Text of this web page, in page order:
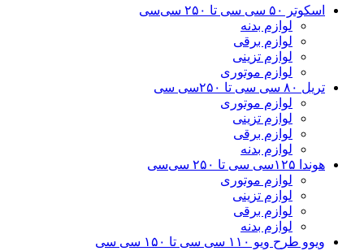
اسکوتر ۵۰ سی سی تا ۲۵۰ سی‌سی
لوازم بدنه
لوازم برقی
لوازم تزینی
لوازم موتوری
تریل ۸۰ سی سی تا ۲۵۰سی سی
لوازم موتوری
لوازم تزینی
لوازم برقی
لوازم بدنه
هوندا ۱۲۵سی سی تا ۲۵۰ سی‌سی
لوازم موتوری
لوازم تزینی
لوازم برقی
لوازم بدنه
ویوو طرح ویو ۱۱۰ سی سی تا ۱۵۰ سی سی